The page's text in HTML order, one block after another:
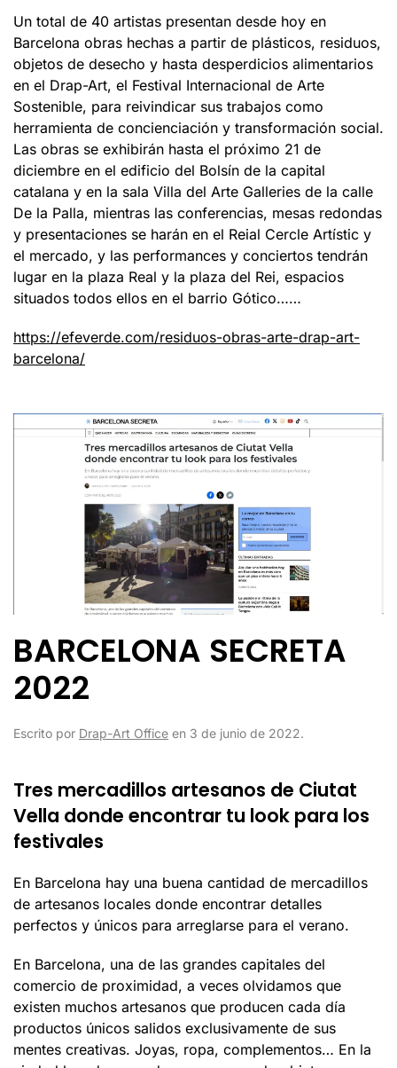
Un total de 40 artistas presentan desde hoy en
Barcelona obras hechas a partir de plásticos, residuos,
objetos de desecho y hasta desperdicios alimentarios
en el Drap-Art, el Festival Internacional de Arte
Sostenible, para reivindicar sus trabajos como
herramienta de concienciación y transformación social.
Las obras se exhibirán hasta el próximo 21 de
diciembre en el edificio del Bolsín de la capital
catalana y en la sala Villa del Arte Galleries de la calle
De la Palla, mientras las conferencias, mesas redondas
y presentaciones se harán en el Reial Cercle Artístic y
el mercado, y las performances y conciertos tendrán
lugar en la plaza Real y la plaza del Rei, espacios
situados todos ellos en el barrio Gótico……
https://efeverde.com/residuos-obras-arte-drap-art-
barcelona/
BARCELONA SECRETA
2022
Escrito por Drap-Art Office en 3 de junio de 2022.
Tres mercadillos artesanos de Ciutat
Vella donde encontrar tu look para los
festivales
En Barcelona hay una buena cantidad de mercadillos
de artesanos locales donde encontrar detalles
perfectos y únicos para arreglarse para el verano.
En Barcelona, una de las grandes capitales del
comercio de proximidad, a veces olvidamos que
existen muchos artesanos que producen cada día
productos únicos salidos exclusivamente de sus
mentes creativas. Joyas, ropa, complementos… En la